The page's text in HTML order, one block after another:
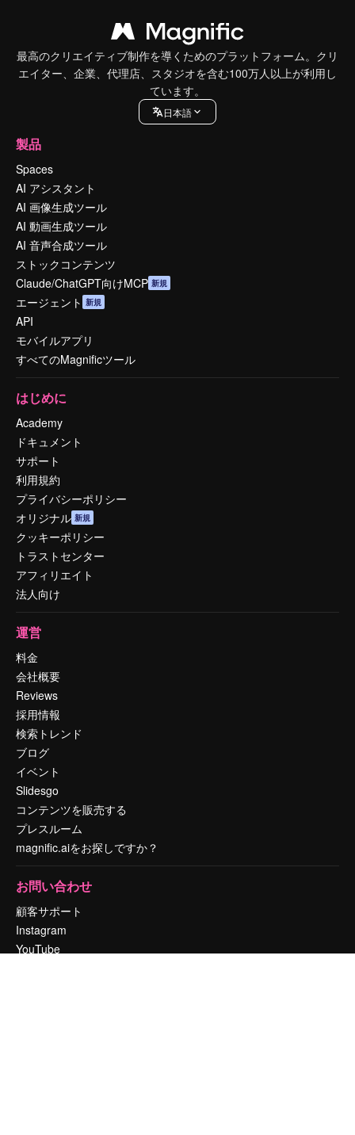
最高のクリエイティブ制作を導くためのプラットフォーム。クリ
エイター、企業、代理店、スタジオを含む100万人以上が利用し
ています。
日本語
製品
Spaces
AI アシスタント
AI 画像生成ツール
AI 動画生成ツール
AI 音声合成ツール
ストックコンテンツ
Claude/ChatGPT向けMCP 新規
エージェント 新規
API
モバイルアプリ
すべてのMagnificツール
はじめに
Academy
ドキュメント
サポート
利用規約
プライバシーポリシー
オリジナル 新規
クッキーポリシー
トラストセンター
アフィリエイト
法人向け
運営
料金
会社概要
Reviews
採用情報
検索トレンド
ブログ
イベント
Slidesgo
コンテンツを販売する
プレスルーム
magnific.aiをお探しですか？
お問い合わせ
顧客サポート
Instagram
YouTube